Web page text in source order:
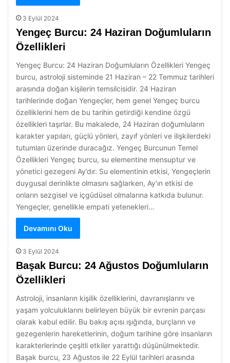
3 Eylül 2024
Yengeç Burcu: 24 Haziran Doğumluların
Özellikleri
Yengeç Burcu: 24 Haziran Doğumluların Özellikleri Yengeç
burcu, astroloji sisteminde 21 Haziran – 22 Temmuz tarihleri
arasında doğan kişilerin temsilcisidir. 24 Haziran
tarihlerinde doğan Yengeçler, hem genel Yengeç burcu
özelliklerini hem de bu tarihin getirdiği kendine özgü
özellikleri taşırlar. Bu makalede, 24 Haziran doğumluların
karakter yapıları, güçlü yönleri, zayıf yönleri ve ilişkilerdeki
tutumları üzerinde duracağız. Yengeç Burcunun Temel
Özellikleri Yengeç burcu, su elementine mensuptur ve
yönetici gezegeni Ay’dır. Su elementinin etkisi, Yengeçlerin
duygusal derinlikte olmasını sağlarken, Ay’ın etkisi de
onların sezgisel ve içgüdüsel olmalarına katkıda bulunur.
Yengeçler, genellikle empati yetenekleri…
Devamını Oku
3 Eylül 2024
Başak Burcu: 24 Ağustos Doğumluların
Özellikleri
Astroloji, insanların kişilik özelliklerini, davranışlarını ve
yaşam yolculuklarını belirleyen büyük bir evrenin parçası
olarak kabul edilir. Bu bakış açısı ışığında, burçların ve
gezegenlerin hareketlerinin, doğum tarihine göre insanların
karakterlerinde çeşitli etkiler yarattığı düşünülmektedir.
Başak burcu, 23 Ağustos ile 22 Eylül tarihleri arasında